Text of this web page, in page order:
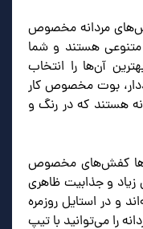
مردانه مخصوص
متنوعی هستند و شما
آن‌ها را انتخاب
بوت مخصوص کار
هستند که در رنگ و
کفش‌های مخصوص
زیاد و جذابیت ظاهری
و در استایل روزمره
را می‌توانید با تیپ